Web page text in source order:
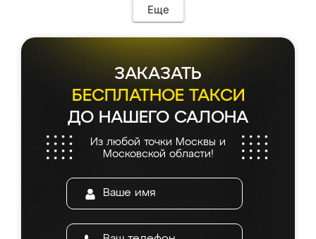
мебель сразу встала на свое место без
каких-либо доработок. Качеством осталась
довольна, все выглядит так, как и ожидала.
Еще
ЗАКАЗАТЬ
БЕСПЛАТНОЕ ТАКСИ
ДО НАШЕГО САЛОНА
Из любой точки Москвы и
Московской области!